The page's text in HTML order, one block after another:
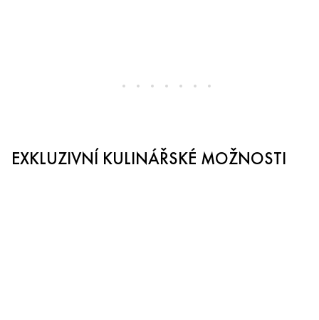
EXKLUZIVNÍ KULINÁŘSKÉ MOŽNOSTI